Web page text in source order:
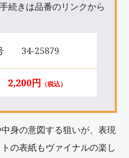
続きは品番のリンクから
34-25879
2,200円 （税込）
身の意図する狙いが、表現
の表紙もヴァイナルの楽し